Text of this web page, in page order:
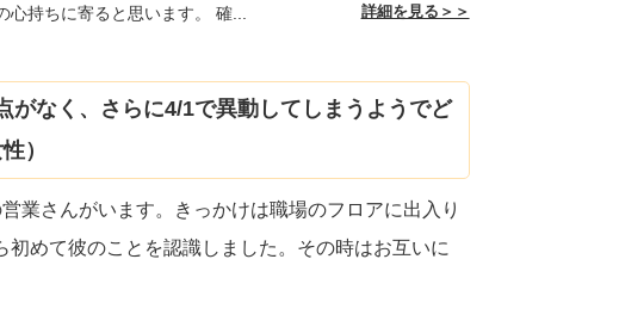
持ちに寄ると思います。 確... 詳細を見る＞＞
なく、さらに4/1で異動してしまうようでど
）
業さんがいます。きっかけは職場のフロアに出入り
初めて彼のことを認識しました。その時はお互いに